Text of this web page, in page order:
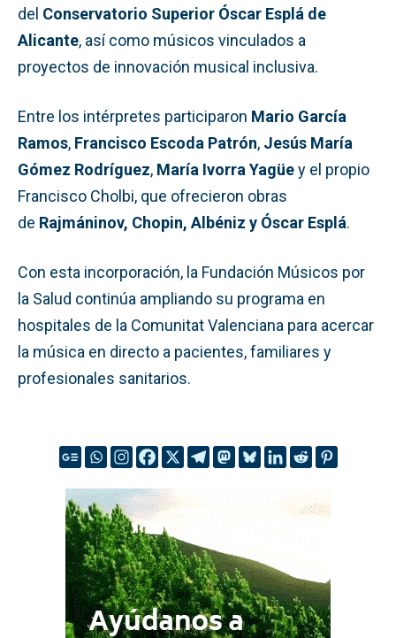
del Conservatorio Superior Óscar Esplá de
Alicante, así como músicos vinculados a
proyectos de innovación musical inclusiva.
Entre los intérpretes participaron Mario García
Ramos, Francisco Escoda Patrón, Jesús María
Gómez Rodríguez, María Ivorra Yagüey el propio
Francisco Cholbi, que ofrecieron obras
de Rajmáninov, Chopin, Albéniz y Óscar Esplá.
Con esta incorporación, la Fundación Músicos por
la Salud continúa ampliando su programa en
hospitales de la Comunitat Valenciana para acercar
la música en directo a pacientes, familiares y
profesionales sanitarios.